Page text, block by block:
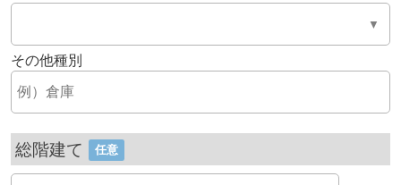
その他種別
総階建て 任意